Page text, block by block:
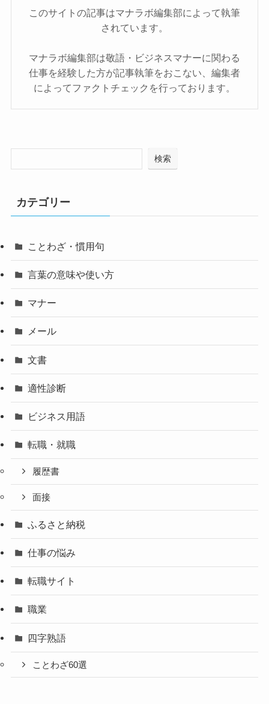
このサイトの記事はマナラボ編集部によって執筆
されています。
マナラボ編集部は敬語・ビジネスマナーに関わる
仕事を経験した方が記事執筆をおこない、編集者
によってファクトチェックを行っております。
検索
カテゴリー
ことわざ・慣用句
言葉の意味や使い方
マナー
メール
文書
適性診断
ビジネス用語
転職・就職
履歴書
面接
ふるさと納税
仕事の悩み
転職サイト
職業
四字熟語
ことわざ60選